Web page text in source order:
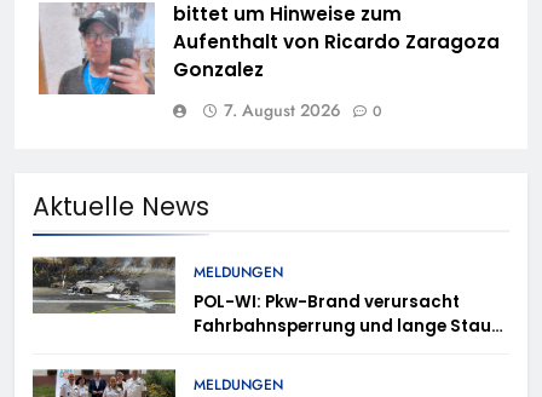
bittet um Hinweise zum
Aufenthalt von Ricardo Zaragoza
Gonzalez
7. August 2026 0
Aktuelle News
MELDUNGEN
POL-WI: Pkw-Brand verursacht
Fahrbahnsperrung und lange Staus
MELDUNGEN